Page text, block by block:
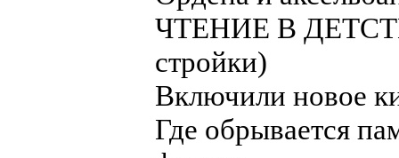
ЧТЕНИЕ В
стройки)
Включили новое
Где обрывается